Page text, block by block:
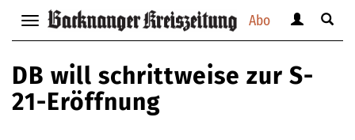
Abo
Navigation
anzeigen
verbergen
anzeigen
verbergen
Suche
DB will schrittweise zur S-
21-Eröffnung